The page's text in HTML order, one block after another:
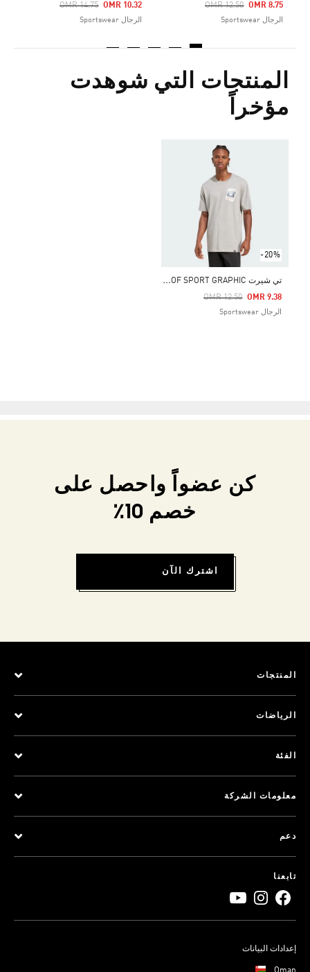
Price Reduced From
OMR 12.50
To OMR 8.75
الرجال Sportswear
Price Reduced From
OMR 14.75
To OMR 10.32
الرجال Sportswear
المنتجات التي شوهدت
مؤخراً
-20%
ت
ي شيرت MEMORIES OF SPORT GRAPHIC
Price Reduced From
OMR 12.50
To OMR 9.38
الرجال Sportswear
كن عضواً واحصل على
خصم 10٪
اشترك الآن
المنتجات
الرياضات
الفئة
معلومات الشركة
دعم
تابعنا
إعدادات البيانات